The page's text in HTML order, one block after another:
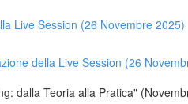
Live Session (26 Novembre 2025)
della Live Session (26
dalla Teoria alla Pratica"